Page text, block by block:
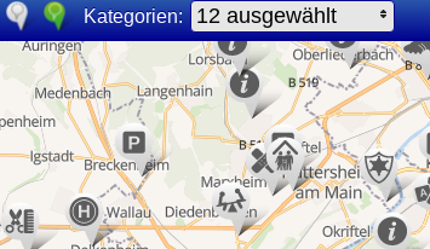
Kategorien: 12 ausgewählt